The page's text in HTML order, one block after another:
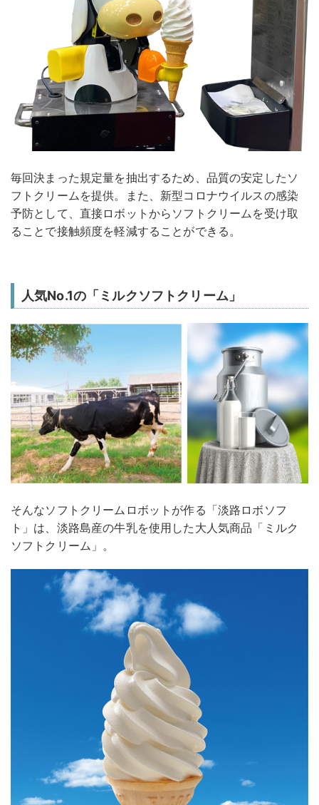
毎回決まった規定量を抽出するため、品質の安定したソ
フトクリームを提供。また、新型コロナウイルスの感染
予防として、直接ロボットからソフトクリームを受け取
ることで接触頻度を軽減することができる。
人気No.1の「ミルクソフトクリーム」
そんなソフトクリームロボットが作る「淡路ロボソフ
ト」は、淡路島産の牛乳を使用した大人気商品「ミルク
ソフトクリーム」。